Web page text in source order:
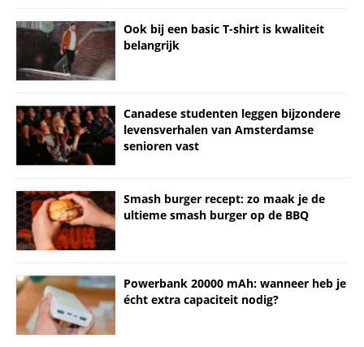
Ook bij een basic T-shirt is kwaliteit
belangrijk
Canadese studenten leggen bijzondere
levensverhalen van Amsterdamse
senioren vast
Smash burger recept: zo maak je de
ultieme smash burger op de BBQ
Powerbank 20000 mAh: wanneer heb je
écht extra capaciteit nodig?